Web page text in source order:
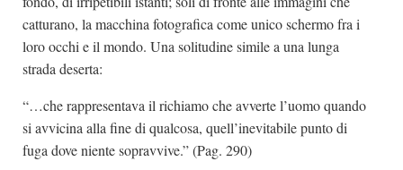
catturano, la macchina fotografica come unico schermo fra i
loro occhi e il mondo. Una solitudine simile a una lunga
strada deserta:
“…che rappresentava il richiamo che avverte l’uomo quando
si avvicina alla fine di qualcosa, quell’inevitabile punto di
fuga dove niente sopravvive.” (Pag. 290)